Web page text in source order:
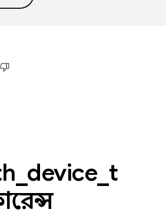
device t